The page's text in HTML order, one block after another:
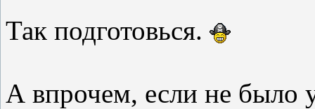
jokingly
Так подготовься.
А впрочем, если не было